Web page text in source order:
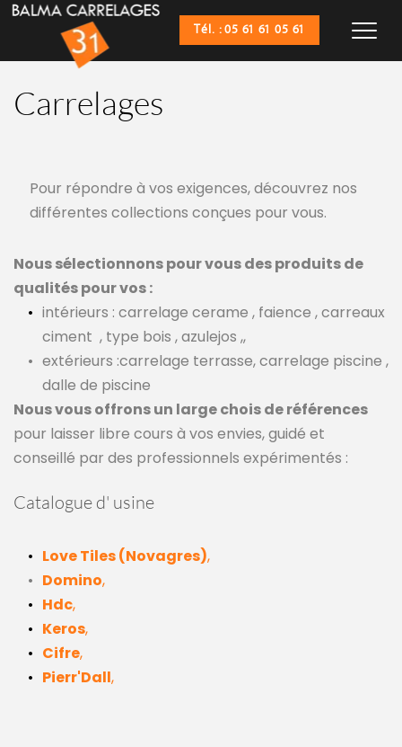
Tél. : 05 61 61 05 61
Carrelages
Pour répondre à vos exigences, découvrez nos
différentes collections conçues pour vous.
Nous sélectionnons pour vous des produits de
qualités pour vos :
intérieurs : carrelage cerame , faience , carreaux
ciment , type bois , azulejos ,,
extérieurs :carrelage terrasse, carrelage piscine ,
dalle de piscine
Nous vous offrons un large chois de références
pour laisser libre cours à vos envies, guidé et
conseillé par des professionnels expérimentés :
Catalogue d' usine
Love Tiles (Novagres),
Domino,
Hdc,
Keros,
Cifre,
Pierr'Dall,